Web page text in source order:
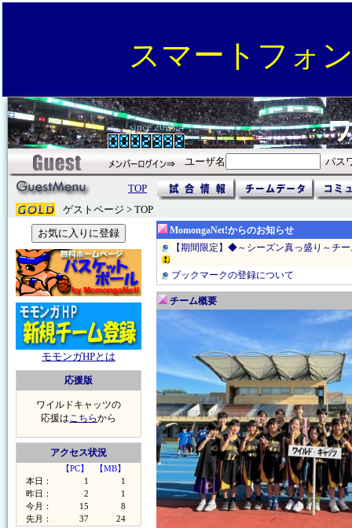
スマートフォ
since 2023/4
ユーザ名 パス
TOP
ゲストページ > TOP
モモンガHPとは
応援版
ワイルドキャッツの
応援はこちらから
アクセス状況
【PC】
【MB】
本日：
1
1
昨日：
2
1
今月：
15
8
先月：
37 24
MomongaNet!からのお知らせ
【期間限定】◆～シーズン真っ盛り～チ
ブックマークの登録について
チーム概要